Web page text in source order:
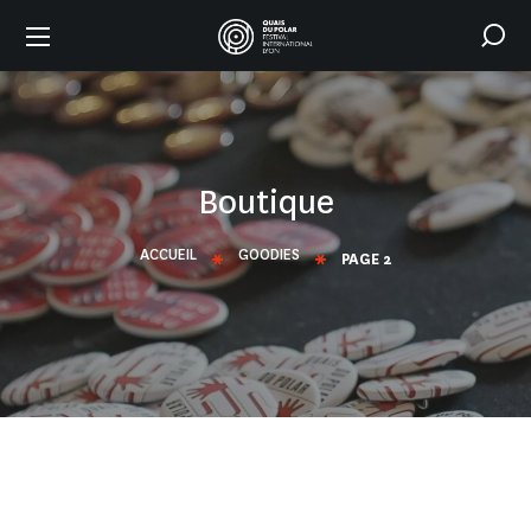
Boutique
ACCUEIL GOODIES PAGE 2